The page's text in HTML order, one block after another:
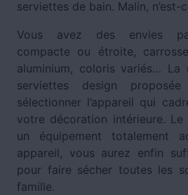
serviettes de bain. Malin, n’est-
Vous avez des envies
compacte ou étroite,
aluminium, coloris variés… La
serviettes design
sélectionner l’appareil qui
votre décoration intérieure. Le
un équipement totalement
appareil, vous aurez enfin
pour faire sécher toutes les
famille.